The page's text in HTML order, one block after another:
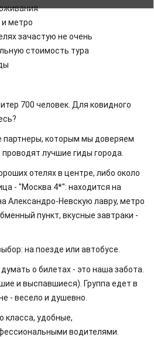
метро
зачастую не очень
стоимость тура
700 человек. Для ковидного
партнеры, которым мы доверяем
лучшие гиды города.
отелях в центре, либо около
- "Москва 4*": находится на
Александро-Невскую лавру, метро
пункт, вкусные завтраки -
на поезде или автобусе.
о билетах - это наша забота.
и выспавшиеся). Группа едет в
- весело и душевно.
класса, удобные,
водителями.